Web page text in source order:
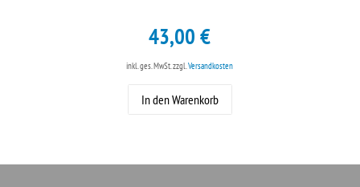
43,00 €
inkl. ges. MwSt. zzgl.Versandkosten
In den Warenkorb